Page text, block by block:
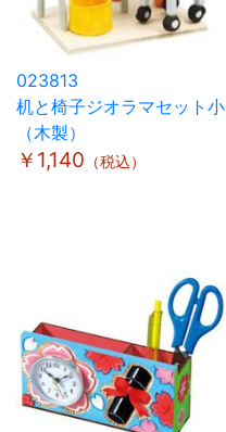
023813
机と椅子ジオラマセット小
（木製）
￥1,140 （税込）